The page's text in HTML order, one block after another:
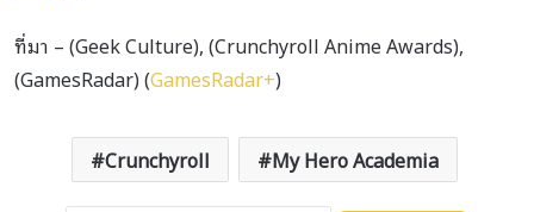
ที่มา – (Geek Culture), (Crunchyroll Anime Awards),
(GamesRadar) (GamesRadar+)
Crunchyroll My Hero Academia